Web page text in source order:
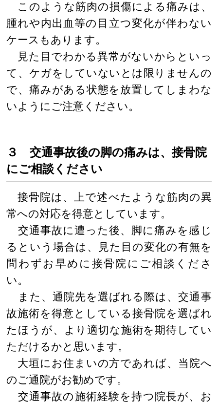
このような筋肉の損傷による痛みは、
腫れや内出血等の目立つ変化が伴わない
ケースもあります。
見た目でわかる異常がないからといっ
て、ケガをしていないとは限りませんの
で、痛みがある状態を放置してしまわな
いようにご注意ください。
３ 交通事故後の脚の痛みは、接骨院
にご相談ください
接骨院は、上で述べたような筋肉の異
常への対応を得意としています。
交通事故に遭った後、脚に痛みを感じ
るという場合は、見た目の変化の有無を
問わずお早めに接骨院にご相談くださ
い。
また、通院先を選ばれる際は、交通事
故施術を得意としている接骨院を選ばれ
たほうが、より適切な施術を期待してい
ただけるかと思います。
大垣にお住まいの方であれば、当院へ
のご通院がお勧めです。
交通事故の施術経験を持つ院長が、お